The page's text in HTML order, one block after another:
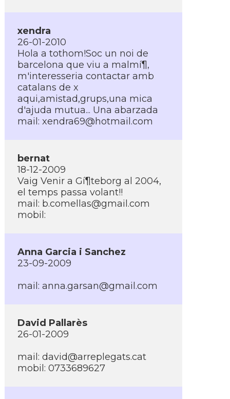
xendra
26-01-2010
Hola a tothom!Soc un noi de
barcelona que viu a malmí¶,
m'interesseria contactar amb
catalans de x
aqui,amistad,grups,una mica
d'ajuda mutua... Una abarzada
mail: xendra69@hotmail.com
bernat
18-12-2009
Vaig Venir a Gí¶teborg al 2004,
el temps passa volant!!
mail: b.comellas@gmail.com
mobil:
Anna Garcia i Sanchez
23-09-2009
mail: anna.garsan@gmail.com
David Pallarès
26-01-2009
mail: david@arreplegats.cat
mobil: 0733689627